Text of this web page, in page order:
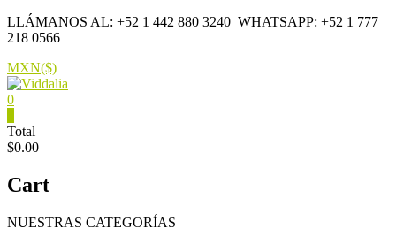
Saltar
contenido
LLÁMANOS AL: +52 1 442 880 3240 WHATSAPP: +52 1 777
218 0566
MXN($)
Suplementos
México
0
Total
$0.00
Cart
NUESTRAS CATEGORÍAS